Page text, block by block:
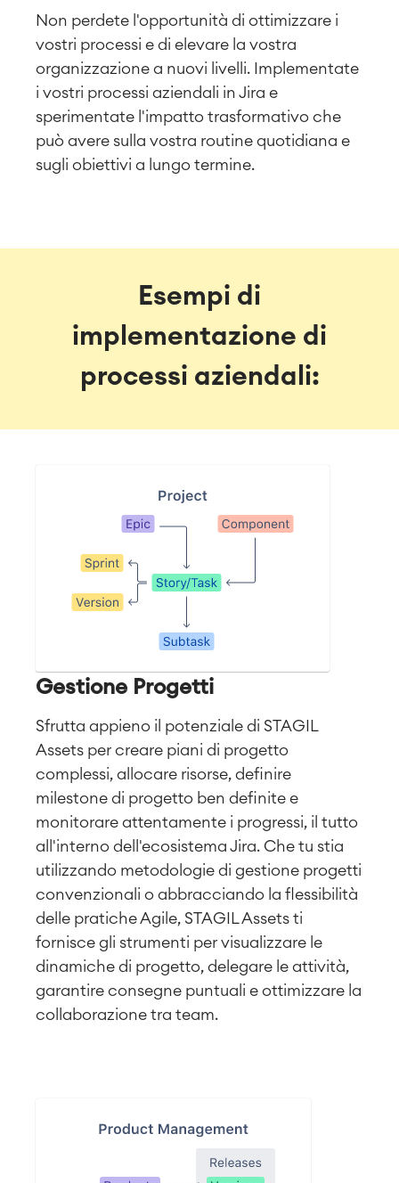
Ufficio virtuale
Integrazione
Intelligenza artificiale
Integrazione SAP
RISORSE
CHI SIAMO
■
■
■
Non perdete l'opportunità di ottimizzare i
vostri processi e di elevare la vostra
organizzazione a nuovi livelli. Implementate
i vostri processi aziendali in Jira e
sperimentate l'impatto trasformativo che
può avere sulla vostra routine quotidiana e
sugli obiettivi a lungo termine.
Esempi di
implementazione di
processi aziendali:
Gestione Progetti
Sfrutta appieno il potenziale di STAGIL
Assets per creare piani di progetto
complessi, allocare risorse, definire
milestone di progetto ben definite e
monitorare attentamente i progressi, il tutto
all'interno dell'ecosistema Jira. Che tu stia
utilizzando metodologie di gestione progetti
convenzionali o abbracciando la flessibilità
delle pratiche Agile, STAGIL Assets ti
fornisce gli strumenti per visualizzare le
dinamiche di progetto, delegare le attività,
garantire consegne puntuali e ottimizzare la
collaborazione tra team.